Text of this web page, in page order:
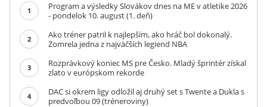
1
Program a výsledky Slovákov dnes na ME v atletike 2026
- pondelok 10. august (1. deň)
2
Ako tréner patril k najlepším, ako hráč bol dokonalý.
Zomrela jedna z najväčších legiend NBA
3
Rozprávkový koniec MS pre Česko. Mladý šprintér získal
zlato v európskom rekorde
4
DAC si okrem ligy odložil aj druhý set s Twente a Dukla s
predvoľbou 09 (tréneroviny)